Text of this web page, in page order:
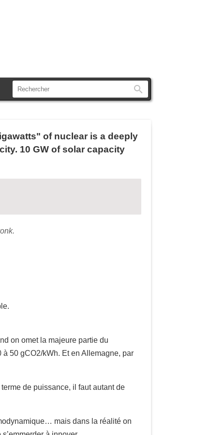
of nuclear is a deeply
10 GW of solar capacity
on omet la majeure partie du
50 gCO2/kWh. Et en Allemagne, par
de puissance, il faut autant de
mais dans la réalité on